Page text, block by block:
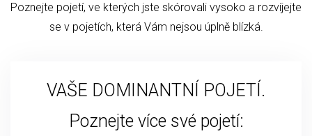
Poznejte pojetí, ve kterých jste skórovali vysoko a rozvíjejte
se v pojetích, která Vám nejsou úplně blízká.
VAŠE DOMINANTNÍ POJETÍ.
Poznejte více své pojetí: